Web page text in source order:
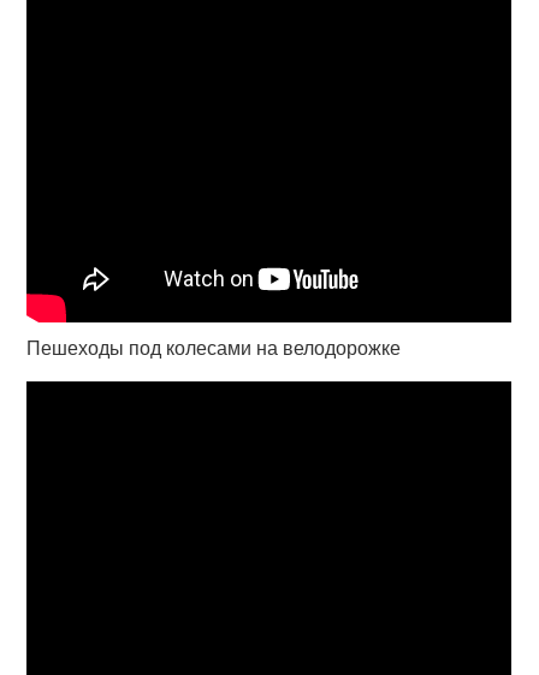
Пешеходы под колесами на велодорожке